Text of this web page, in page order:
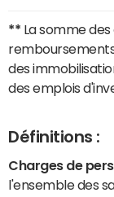
** La somme
des
des emplois
Définitions :
Charges de
l'ensemble des